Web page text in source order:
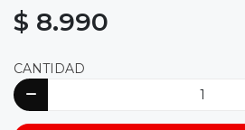
$ 8.990
CANTIDAD